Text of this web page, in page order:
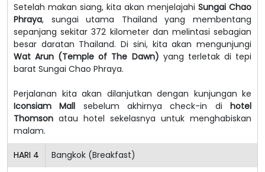
Setelah makan siang, kita akan menjelajahi Sungai Chao
Phraya, sungai utama Thailand yang membentang
sepanjang sekitar 372 kilometer dan melintasi sebagian
besar daratan Thailand. Di sini, kita akan mengunjungi
Wat Arun (Temple of The Dawn) yang terletak di tepi
barat Sungai Chao Phraya.
Perjalanan kita akan dilanjutkan dengan kunjungan ke
Iconsiam Mall sebelum akhirnya check-in dihotel
Thomson atau hotel sekelasnya untuk menghabiskan
malam.
HARI 4 Bangkok (Breakfast)